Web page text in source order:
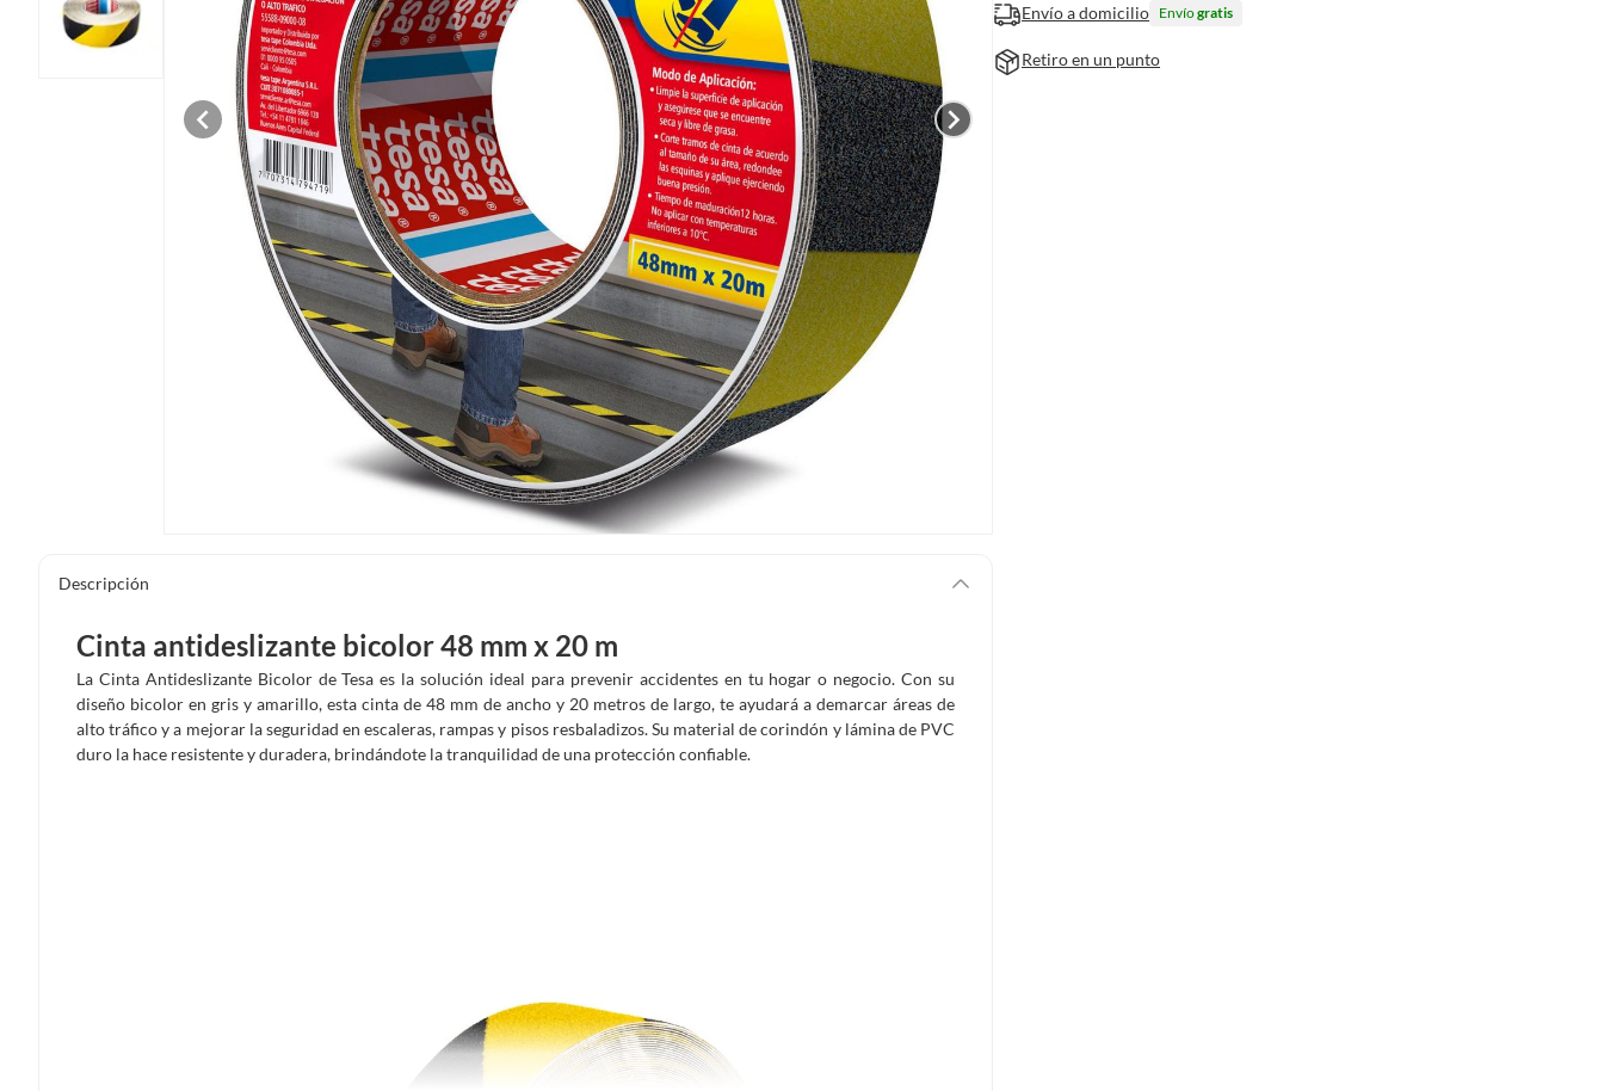
Descripción
Cinta antideslizante bicolor 48 mm x 20 m
La Cinta Antideslizante Bicolor de Tesa es la solución ideal para prevenir accidentes en tu hogar o negocio. Con su
diseño bicolor en gris y amarillo, esta cinta de 48 mm de ancho y 20 metros de largo, te ayudará a demarcar áreas de
alto tráfico y a mejorar la seguridad en escaleras, rampas y pisos resbaladizos. Su material de corindón y lámina de PVC
duro la hace resistente y duradera, brindándote la tranquilidad de una protección confiable.
Envío a domicilio Envíogratis
Retiro en un punto